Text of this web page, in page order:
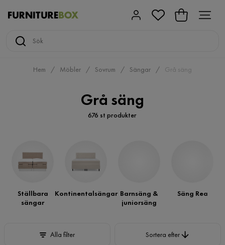
Hem Möbler Sovrum Sängar Grå säng
Grå säng
676 st produkter
Ställbara
sängar
Kontinentalsängar Barnsäng &
juniorsäng
Säng Rea
Alla filter Sortera efter